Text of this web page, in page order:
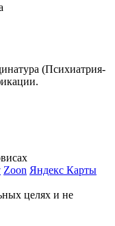
(Психиатрия-
Zoon Яндекс Карты
целях и не